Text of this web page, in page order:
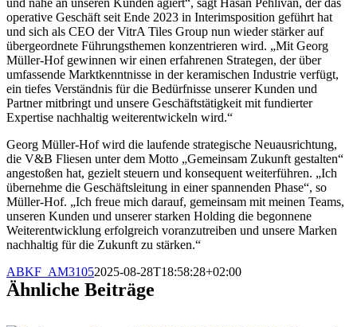
operative Geschäft seit Ende 2023 in Interimsposition geführt hat
und sich als CEO der VitrA Tiles Group nun wieder stärker auf
übergeordnete Führungsthemen konzentrieren wird. „Mit Georg
Müller-Hof gewinnen wir einen erfahrenen Strategen, der über
umfassende Marktkenntnisse in der keramischen Industrie verfügt,
ein tiefes Verständnis für die Bedürfnisse unserer Kunden und
Partner mitbringt und unsere Geschäftstätigkeit mit fundierter
Expertise nachhaltig weiterentwickeln wird.“
Georg Müller-Hof wird die laufende strategische Neuausrichtung,
die V&B Fliesen unter dem Motto „Gemeinsam Zukunft gestalten“
angestoßen hat, gezielt steuern und konsequent weiterführen. „Ich
übernehme die Geschäftsleitung in einer spannenden Phase“, so
Müller-Hof. „Ich freue mich darauf, gemeinsam mit meinen Teams,
unseren Kunden und unserer starken Holding die begonnene
Weiterentwicklung erfolgreich voranzutreiben und unsere Marken
nachhaltig für die Zukunft zu stärken.“
ABKF_AM31052025-08-28T18:58:28+02:00
Ähnliche Beiträge